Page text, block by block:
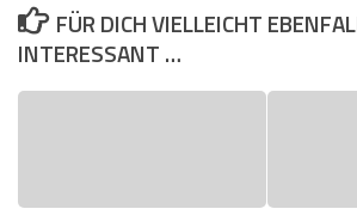
FÜR DICH VIELLEICHT
INTERESSANT …